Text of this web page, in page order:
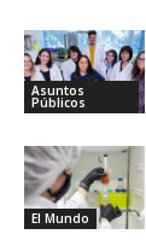
Asuntos
Públicos
El Mundo